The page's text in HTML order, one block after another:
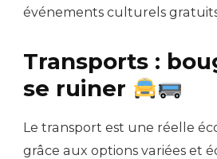
événements culturels
Transports :
se ruiner
Le transport est une réelle
grâce aux options variées et